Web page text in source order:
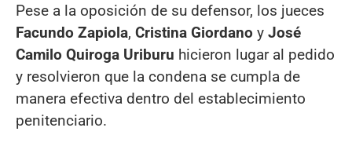
Pese a la oposición de su defensor, los jueces
Facundo Zapiola, Cristina Giordano y José
Camilo Quiroga Uriburu hicieron lugar al pedido
y resolvieron que la condena se cumpla de
manera efectiva dentro del establecimiento
penitenciario.